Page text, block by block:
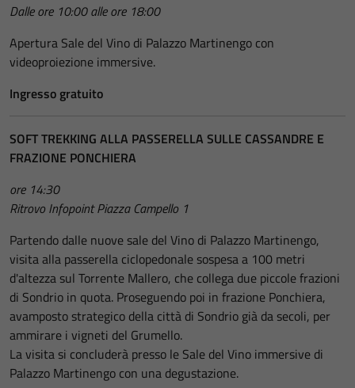
Dalle ore 10:00 alle ore 18:00
Apertura Sale del Vino di Palazzo Martinengo con
videoproiezione immersive.
Ingresso gratuito
SOFT TREKKING ALLA PASSERELLA SULLE CASSANDRE E
FRAZIONE PONCHIERA
ore 14:30
Ritrovo Infopoint Piazza Campello 1
Partendo dalle nuove sale del Vino di Palazzo Martinengo,
visita alla passerella ciclopedonale sospesa a 100 metri
d'altezza sul Torrente Mallero, che collega due piccole frazioni
di Sondrio in quota. Proseguendo poi in frazione Ponchiera,
avamposto strategico della città di Sondrio già da secoli, per
ammirare i vigneti del Grumello.
La visita si concluderà presso le Sale del Vino immersive di
Palazzo Martinengo con una degustazione.